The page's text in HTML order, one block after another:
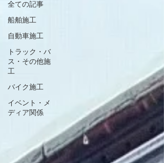
全ての記事
船舶施工
自動車施工
トラック・バ
ス・その他施
工
バイク施工
イベント・メ
ディア関係